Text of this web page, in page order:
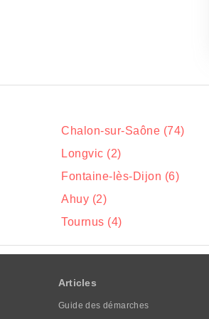
Chalon-sur-Saône (74)
Longvic (2)
Fontaine-lès-Dijon (6)
Ahuy (2)
Tournus (4)
Articles
Guide des démarches